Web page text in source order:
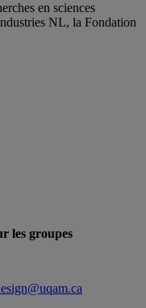
en sciences
NL, la Fondation
les groupes